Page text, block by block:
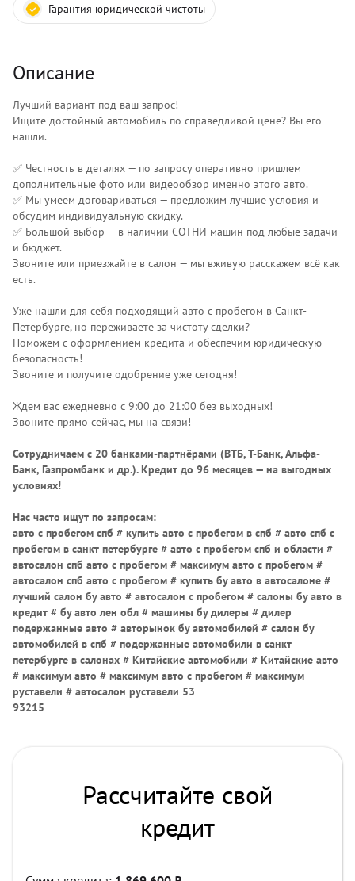
Гарантия юридической чистоты
Описание
Лучший вариант под ваш запрос!
Ищите достойный автомобиль по справедливой цене? Вы его
нашли.
✅ Честность в деталях — по запросу оперативно пришлем
дополнительные фото или видеообзор именно этого авто.
✅ Мы умеем договариваться — предложим лучшие условия и
обсудим индивидуальную скидку.
✅ Большой выбор — в наличии СОТНИ машин под любые задачи
и бюджет.
Звоните или приезжайте в салон — мы вживую расскажем всё как
есть.
Уже нашли для себя подходящий авто с пробегом в Санкт-
Петербурге, но переживаете за чистоту сделки?
Поможем с оформлением кредита и обеспечим юридическую
безопасность!
Звоните и получите одобрение уже сегодня!
Ждем вас ежедневно с 9:00 до 21:00 без выходных!
Звоните прямо сейчас, мы на связи!
Сотрудничаем с 20 банками-партнёрами (ВТБ, Т-Банк, Альфа-
Банк, Газпромбанк и др.). Кредит до 96 месяцев — на выгодных
условиях!
Нас часто ищут по запросам:
авто с пробегом спб # купить авто с пробегом в спб # авто спб с
пробегом в санкт петербурге # авто с пробегом спб и области #
автосалон спб авто с пробегом # максимум авто с пробегом #
автосалон спб авто с пробегом # купить бу авто в автосалоне #
лучший салон бу авто # автосалон с пробегом # салоны бу авто в
кредит # бу авто лен обл # машины бу дилеры # дилер
подержанные авто # авторынок бу автомобилей # салон бу
автомобилей в спб # подержанные автомобили в санкт
петербурге в салонах # Китайские автомобили # Китайские авто
# максимум авто # максимум авто с пробегом # максимум
руставели # автосалон руставели 53
93215
Рассчитайте свой
кредит